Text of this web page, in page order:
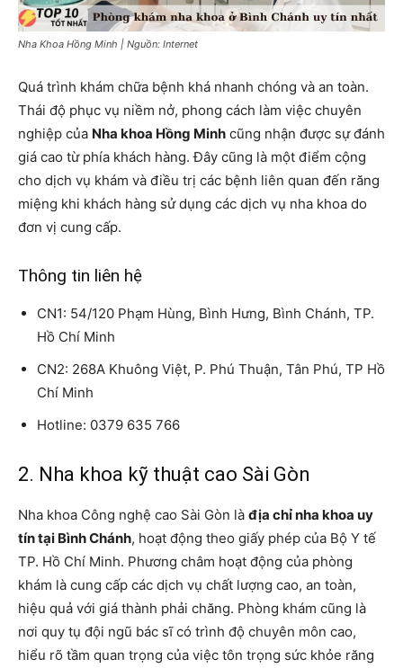
Nha Khoa Hồng Minh | Nguồn: Internet
Quá trình khám chữa bệnh khá nhanh chóng và an toàn.
Thái độ phục vụ niềm nở, phong cách làm việc chuyên
nghiệp của Nha khoa Hồng Minh cũng nhận được sự đánh
giá cao từ phía khách hàng. Đây cũng là một điểm cộng
cho dịch vụ khám và điều trị các bệnh liên quan đến răng
miệng khi khách hàng sử dụng các dịch vụ nha khoa do
đơn vị cung cấp.
Thông tin liên hệ
CN1: 54/120 Phạm Hùng, Bình Hưng, Bình Chánh, TP.
Hồ Chí Minh
CN2: 268A Khuông Việt, P. Phú Thuận, Tân Phú, TP Hồ
Chí Minh
Hotline: 0379 635 766
2. Nha khoa kỹ thuật cao Sài Gòn
Nha khoa Công nghệ cao Sài Gòn là địa chỉ nha khoa uy
tín tại Bình Chánh, hoạt động theo giấy phép của Bộ Y tế
TP. Hồ Chí Minh. Phương châm hoạt động của phòng
khám là cung cấp các dịch vụ chất lượng cao, an toàn,
hiệu quả với giá thành phải chăng. Phòng khám cũng là
nơi quy tụ đội ngũ bác sĩ có trình độ chuyên môn cao,
hiểu rõ tầm quan trọng của việc tôn trọng sức khỏe răng